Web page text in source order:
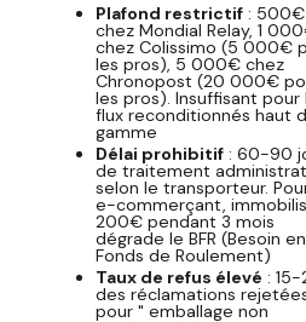
Plafond restrictif: 500€
chez Mondial Relay, 1
chez Colissimo (5 000€
les pros), 5 000€ chez
Chronopost (20 000€
les pros). Insuffisant pour
flux reconditionnés haut
gamme
Délai prohibitif: 60-90
de traitement
selon le transporteur.
e-commerçant,
200€ pendant 3 mois
dégrade le BFR (Besoin en
Fonds de Roulement)
Taux de refus élevé : 15-
des réclamations
pour " emballage non